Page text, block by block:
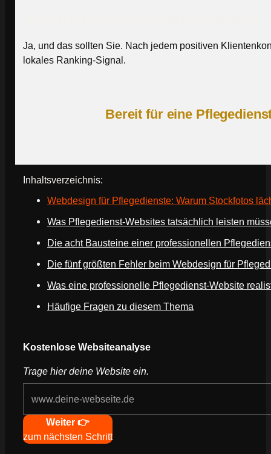
Ja, und das sollten Sie. Nach jedem positiven
lokales Ranking-Signal.
Bereit für eine
Inhaltsverzeichnis:
Webdesign für Pflegedienste: Warum Stockfotos
Was Pflegedienst-Websites tatsächlich leisten
Die acht Bausteine einer professionellen
Die fünf größten Fehler beim Webdesign für
Was eine professionelle Pflegedienst-Website
Häufige Fragen zu diesem Thema
Kostenlose Websiteanalyse
Trage hier deine Website ein.
NavigationWeiter 👉
zum nächsten Schritt